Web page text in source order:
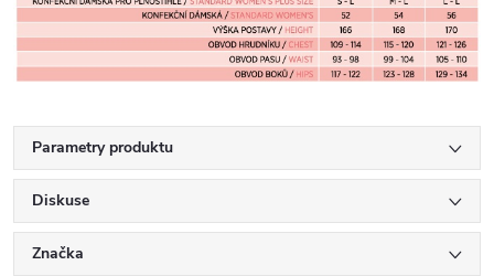
Parametry produktu
Diskuse
Značka